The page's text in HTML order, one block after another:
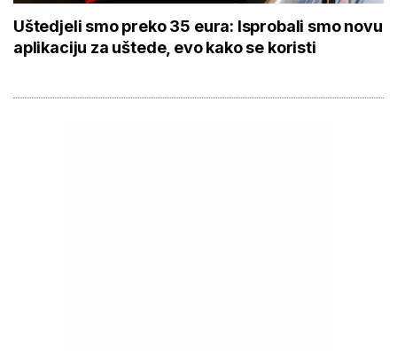
Uštedjeli smo preko 35 eura: Isprobali smo novu
aplikaciju za uštede, evo kako se koristi